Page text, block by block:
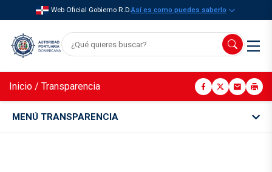
Web Oficial Gobierno R.D.Así es como puedes saberlo
Inicio / Transparencia
MENÚ TRANSPARENCIA